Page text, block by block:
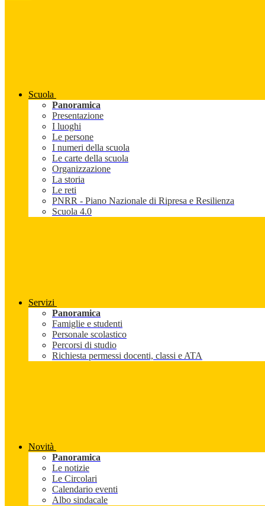
Scuola
Panoramica
Presentazione
I luoghi
Le persone
I numeri della scuola
Le carte della scuola
Organizzazione
La storia
Le reti
PNRR - Piano Nazionale di Ripresa e Resilienza
Scuola 4.0
Servizi
Panoramica
Famiglie e studenti
Personale scolastico
Percorsi di studio
Richiesta permessi docenti, classi e ATA
Novità
Panoramica
Le notizie
Le Circolari
Calendario eventi
Albo sindacale